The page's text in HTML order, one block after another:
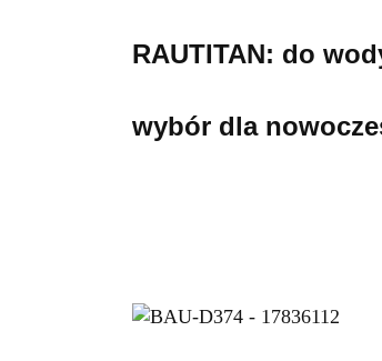
RAUTITAN: do
wybór dla